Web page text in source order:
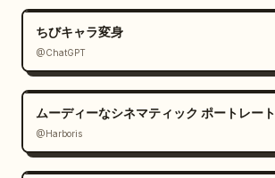
ちびキャラ変身
@ChatGPT
ムーディーなシネマティック ポートレート
@Harboris